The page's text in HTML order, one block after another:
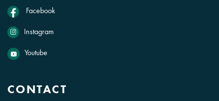
Facebook
Instagram
Youtube
CONTACT